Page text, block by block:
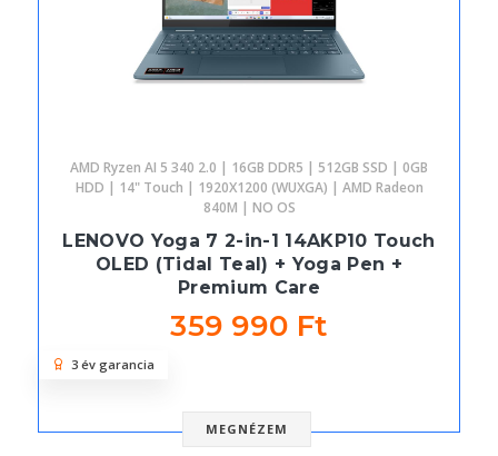
AMD Ryzen AI 5 340 2.0 | 16GB DDR5 | 512GB SSD | 0GB
HDD | 14" Touch | 1920X1200 (WUXGA) | AMD Radeon
840M | NO OS
LENOVO Yoga 7 2-in-1 14AKP10 Touch
OLED (Tidal Teal) + Yoga Pen +
Premium Care
359 990 Ft
MEGNÉZEM
3 év garancia